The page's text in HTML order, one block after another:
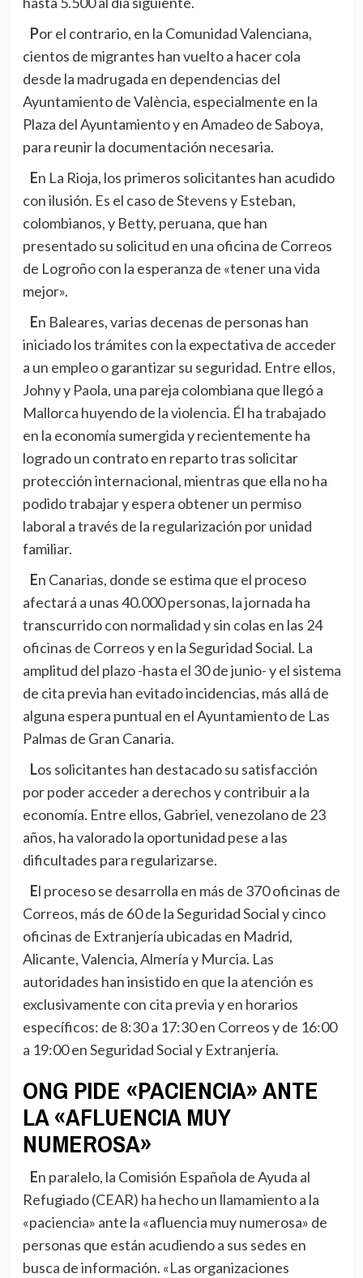
Por el contrario, en la Comunidad Valenciana,
cientos de migrantes han vuelto a hacer cola
desde la madrugada en dependencias del
Ayuntamiento de València, especialmente en la
Plaza del Ayuntamiento y en Amadeo de Saboya,
para reunir la documentación necesaria.
En La Rioja, los primeros solicitantes han acudido
con ilusión. Es el caso de Stevens y Esteban,
colombianos, y Betty, peruana, que han
presentado su solicitud en una oficina de Correos
de Logroño con la esperanza de «tener una vida
mejor».
En Baleares, varias decenas de personas han
iniciado los trámites con la expectativa de acceder
a un empleo o garantizar su seguridad. Entre ellos,
Johny y Paola, una pareja colombiana que llegó a
Mallorca huyendo de la violencia. Él ha trabajado
en la economía sumergida y recientemente ha
logrado un contrato en reparto tras solicitar
protección internacional, mientras que ella no ha
podido trabajar y espera obtener un permiso
laboral a través de la regularización por unidad
familiar.
En Canarias, donde se estima que el proceso
afectará a unas 40.000 personas, la jornada ha
transcurrido con normalidad y sin colas en las 24
oficinas de Correos y en la Seguridad Social. La
amplitud del plazo -hasta el 30 de junio- y el sistema
de cita previa han evitado incidencias, más allá de
alguna espera puntual en el Ayuntamiento de Las
Palmas de Gran Canaria.
Los solicitantes han destacado su satisfacción
por poder acceder a derechos y contribuir a la
economía. Entre ellos, Gabriel, venezolano de 23
años, ha valorado la oportunidad pese a las
dificultades para regularizarse.
El proceso se desarrolla en más de 370 oficinas de
Correos, más de 60 de la Seguridad Social y cinco
oficinas de Extranjería ubicadas en Madrid,
Alicante, Valencia, Almería y Murcia. Las
autoridades han insistido en que la atención es
exclusivamente con cita previa y en horarios
específicos: de 8:30 a 17:30 en Correos y de 16:00
a 19:00 en Seguridad Social y Extranjería.
ONG PIDE «PACIENCIA» ANTE
LA «AFLUENCIA MUY
NUMEROSA»
En paralelo, la Comisión Española de Ayuda al
Refugiado (CEAR) ha hecho un llamamiento a la
«paciencia» ante la «afluencia muy numerosa» de
personas que están acudiendo a sus sedes en
busca de información. «Las organizaciones